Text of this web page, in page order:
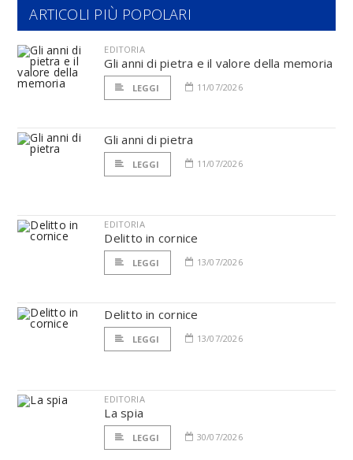
ARTICOLI PIÙ POPOLARI
EDITORIA
Gli anni di pietra e il valore della memoria
LEGGI 11/07/2026
Gli anni di pietra
LEGGI 11/07/2026
EDITORIA
Delitto in cornice
LEGGI 13/07/2026
Delitto in cornice
LEGGI 13/07/2026
EDITORIA
La spia
LEGGI 30/07/2026